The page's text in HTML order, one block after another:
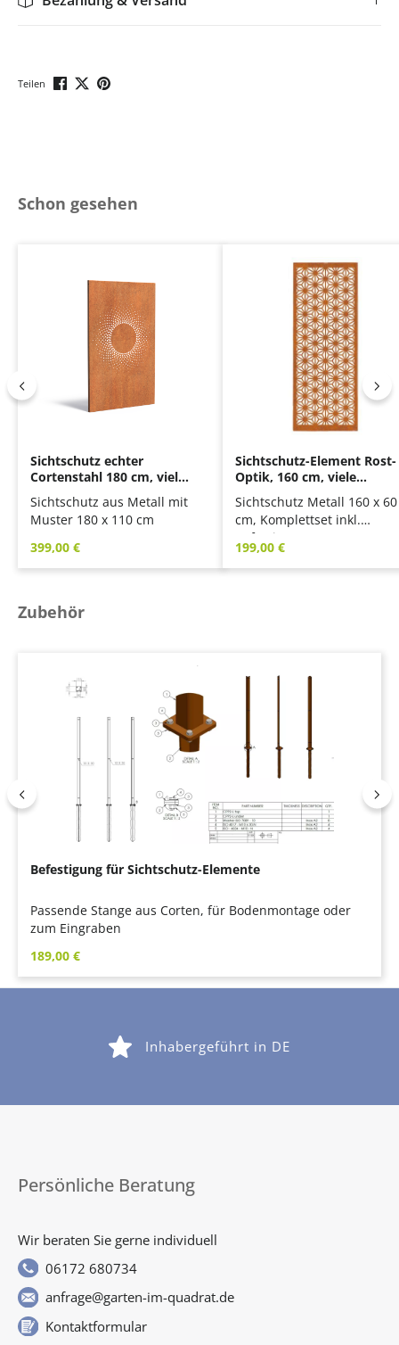
Teilen
Produktgalerie überspringen
Schon gesehen
Sichtschutz echter
Cortenstahl 180 cm, viele
Sichtschutz aus Metall mit
Muster 180 x 110 cm
Regulärer Preis:
399,00 €
Sichtschutz-Element Rost-
Optik, 160 cm, viele
Sichtschutz Metall 160 x 60
cm, Komplettset inkl.
Befestigung
Regulärer Preis:
199,00 €
Produktgalerie überspringen
Zubehör
Befestigung für Sichtschutz-Elemente
Passende Stange aus Corten, für Bodenmontage oder
zum Eingraben
Regulärer Preis:
189,00 €
Inhabergeführt in DE
Persönliche Beratung
Wir beraten Sie gerne individuell
06172 680734
anfrage@garten-im-quadrat.de
Kontaktformular